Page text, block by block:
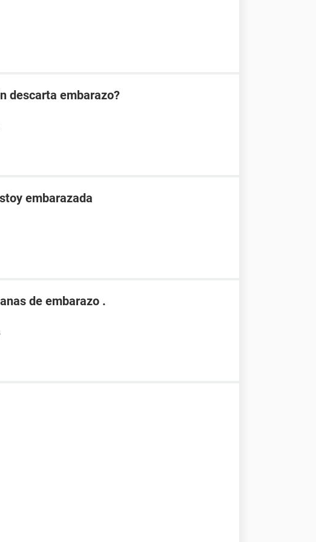
descarta embarazo?
embarazada
de embarazo .